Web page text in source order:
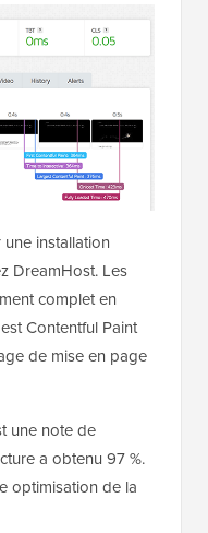
installation
DreamHost. Les
complet en
Contentful Paint
de mise en page
une note de
a obtenu 97 %.
optimisation de la